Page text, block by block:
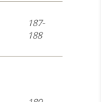
187-
188